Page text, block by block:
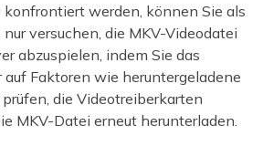
werden, können Sie als
versuchen, die MKV-Videodatei
abzuspielen, indem Sie das
auf Faktoren wie heruntergeladene
die Videotreiberkarten
MKV-Datei erneut herunterladen.